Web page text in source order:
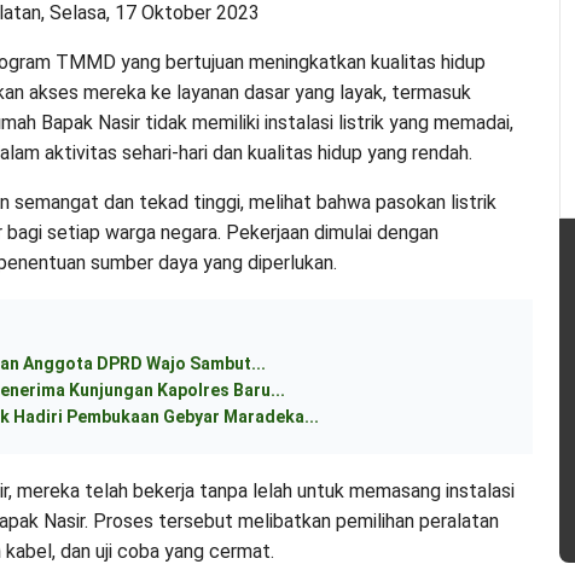
Selasa, 17 Oktober 2023
TMMD yang bertujuan meningkatkan kualitas hidup
akses mereka ke layanan dasar yang layak, termasuk
Bapak Nasir tidak memiliki instalasi listrik yang memadai,
aktivitas sehari-hari dan kualitas hidup yang rendah.
semangat dan tekad tinggi, melihat bahwa pasokan listrik
setiap warga negara. Pekerjaan dimulai dengan
sumber daya yang diperlukan.
Anggota DPRD Wajo Sambut...
Kunjungan Kapolres Baru...
Hadiri Pembukaan Gebyar Maradeka...
mereka telah bekerja tanpa lelah untuk memasang instalasi
Nasir. Proses tersebut melibatkan pemilihan peralatan
dan uji coba yang cermat.